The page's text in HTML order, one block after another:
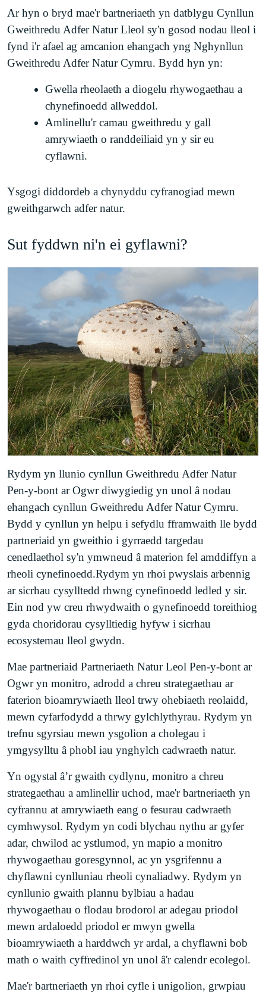
Ar hyn o bryd mae'r bartneriaeth yn datblygu Cynllun
Gweithredu Adfer Natur Lleol sy'n gosod nodau lleol i
fynd i'r afael ag amcanion ehangach yng Nghynllun
Gweithredu Adfer Natur Cymru. Bydd hyn yn:
Gwella rheolaeth a diogelu rhywogaethau a
chynefinoedd allweddol.
Amlinellu'r camau gweithredu y gall
amrywiaeth o randdeiliaid yn y sir eu
cyflawni.
Ysgogi diddordeb a chynyddu cyfranogiad mewn
gweithgarwch adfer natur.
Sut fyddwn ni'n ei gyflawni?
Rydym yn llunio cynllun Gweithredu Adfer Natur
Pen-y-bont ar Ogwr diwygiedig yn unol â nodau
ehangach cynllun Gweithredu Adfer Natur Cymru.
Bydd y cynllun yn helpu i sefydlu fframwaith lle bydd
partneriaid yn gweithio i gyrraedd targedau
cenedlaethol sy'n ymwneud â materion fel amddiffyn a
rheoli cynefinoedd.Rydym yn rhoi pwyslais arbennig
ar sicrhau cysylltedd rhwng cynefinoedd ledled y sir.
Ein nod yw creu rhwydwaith o gynefinoedd toreithiog
gyda choridorau cysylltiedig hyfyw i sicrhau
ecosystemau lleol gwydn.
Mae partneriaid Partneriaeth Natur Leol Pen-y-bont ar
Ogwr yn monitro, adrodd a chreu strategaethau ar
faterion bioamrywiaeth lleol trwy ohebiaeth reolaidd,
mewn cyfarfodydd a thrwy gylchlythyrau. Rydym yn
trefnu sgyrsiau mewn ysgolion a cholegau i
ymgysylltu â phobl iau ynghylch cadwraeth natur.
Yn ogystal â’r gwaith cydlynu, monitro a chreu
strategaethau a amlinellir uchod, mae'r bartneriaeth yn
cyfrannu at amrywiaeth eang o fesurau cadwraeth
cymhwysol. Rydym yn codi blychau nythu ar gyfer
adar, chwilod ac ystlumod, yn mapio a monitro
rhywogaethau goresgynnol, ac yn ysgrifennu a
chyflawni cynlluniau rheoli cynaliadwy. Rydym yn
cynllunio gwaith plannu bylbiau a hadau
rhywogaethau o flodau brodorol ar adegau priodol
mewn ardaloedd priodol er mwyn gwella
bioamrywiaeth a harddwch yr ardal, a chyflawni bob
math o waith cyffredinol yn unol â'r calendr ecolegol.
Mae'r bartneriaeth yn rhoi cyfle i unigolion, grwpiau